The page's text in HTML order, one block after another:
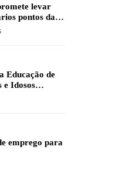
levar
pontos da
Educação de
e Idosos
em Lavras
emprego para